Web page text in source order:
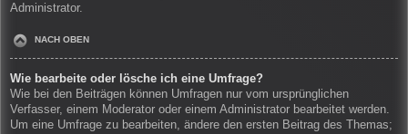
Administrator.
NACH OBEN
Wie bearbeite oder lösche ich eine Umfrage?
Wie bei den Beiträgen können Umfragen nur vom ursprünglichen
Verfasser, einem Moderator oder einem Administrator bearbeitet werden.
Um eine Umfrage zu bearbeiten, ändere den ersten Beitrag des Themas;